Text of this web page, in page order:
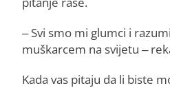
– Svi smo mi glumci i
muškarcem na svijetu –
Kada vas pitaju da li biste